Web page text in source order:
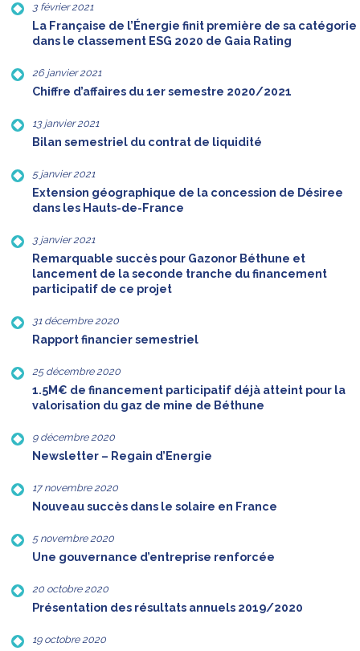
3 février 2021
La Française de l’Énergie finit première de sa catégorie
dans le classement ESG 2020 de Gaia Rating
26 janvier 2021
Chiffre d’affaires du 1er semestre 2020/2021
13 janvier 2021
Bilan semestriel du contrat de liquidité
5 janvier 2021
Extension géographique de la concession de Désiree
dans les Hauts-de-France
3 janvier 2021
Remarquable succès pour Gazonor Béthune et
lancement de la seconde tranche du financement
participatif de ce projet
31 décembre 2020
Rapport financier semestriel
25 décembre 2020
1.5M€ de financement participatif déjà atteint pour la
valorisation du gaz de mine de Béthune
9 décembre 2020
Newsletter – Regain d’Energie
17 novembre 2020
Nouveau succès dans le solaire en France
5 novembre 2020
Une gouvernance d’entreprise renforcée
20 octobre 2020
Présentation des résultats annuels 2019/2020
19 octobre 2020